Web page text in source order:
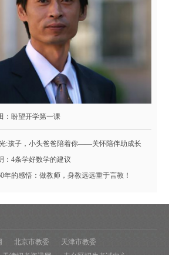
：盼望开学第一课
:孩子，小头爸爸陪着你——关怀陪伴助成长
：4条学好数学的建议
年的感悟：做教师，身教远远重于言教！
北京市教委
天津市教委